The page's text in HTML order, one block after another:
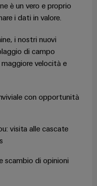
è un vero e proprio
i dati in valore.
i nostri nuovi
di campo
velocità e
con opportunità
visita alle cascate
scambio di opinioni